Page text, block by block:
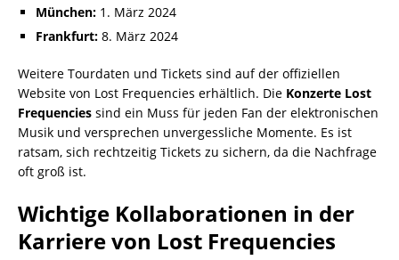
München: 1. März 2024
Frankfurt: 8. März 2024
Weitere Tourdaten und Tickets sind auf der offiziellen
Website von Lost Frequencies erhältlich. Die Konzerte Lost
Frequencies sind ein Muss für jeden Fan der elektronischen
Musik und versprechen unvergessliche Momente. Es ist
ratsam, sich rechtzeitig Tickets zu sichern, da die Nachfrage
oft groß ist.
Wichtige Kollaborationen in der
Karriere von Lost Frequencies